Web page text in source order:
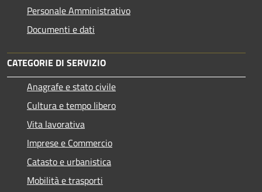
Personale Amministrativo
Documenti e dati
CATEGORIE DI SERVIZIO
Anagrafe e stato civile
Cultura e tempo libero
Vita lavorativa
Imprese e Commercio
Catasto e urbanistica
Mobilità e trasporti